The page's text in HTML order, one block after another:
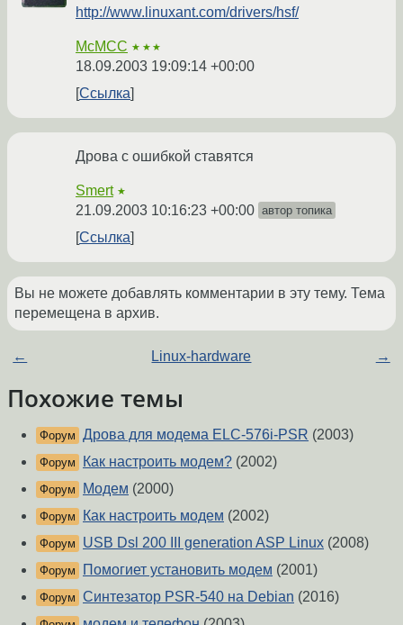
http://www.linuxant.com/drivers/hsf/
McMCC ★★★
18.09.2003 19:09:14 +00:00
Ссылка
Дрова с ошибкой ставятся
Smert ★
21.09.2003 10:16:23 +00:00 автор топика
Ссылка
Вы не можете добавлять комментарии в эту тему. Тема
перемещена в архив.
← Linux-hardware →
Похожие темы
Форум Дрова для модема ELC-576i-PSR (2003)
Форум Как настроить модем? (2002)
Форум Модем (2000)
Форум Как настроить модем (2002)
Форум USB Dsl 200 III generation ASP Linux (2008)
Форум Помогиет установить модем (2001)
Форум Синтезатор PSR-540 на Debian (2016)